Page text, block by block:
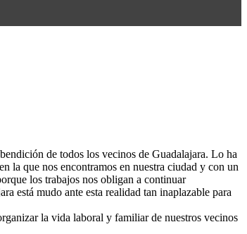
de todos los vecinos de Guadalajara. Lo ha
la que nos encontramos en nuestra ciudad y con un
los trabajos nos obligan a continuar
está mudo ante esta realidad tan inaplazable para
la vida laboral y familiar de nuestros vecinos